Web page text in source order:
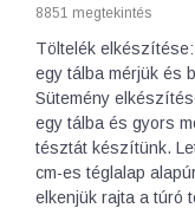
8851 megtekintés
Töltelék
egy tálba mérjük és
Sütemény
egy tálba és gyors
tésztát készítünk.
cm-es téglalap
elkenjük rajta a túró